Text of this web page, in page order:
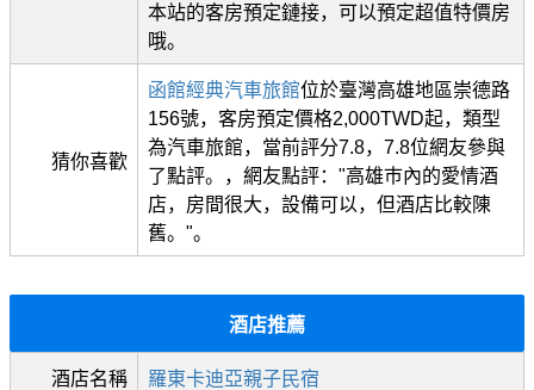
本站的客房預定鏈接，可以預定超值特價房
哦。
猜你喜歡
函館經典汽車旅館位於臺灣高雄地區崇德路
156號，客房預定價格2,000TWD起，類型
為汽車旅館，當前評分7.8，7.8位網友參與
了點評。，網友點評："高雄巿內的愛情酒
店，房間很大，設備可以，但酒店比較陳
舊。"。
酒店推薦
酒店名稱 羅東卡迪亞親子民宿